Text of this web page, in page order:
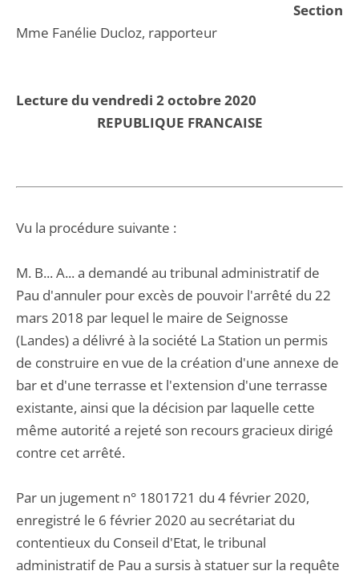
Section
Mme Fanélie Ducloz, rapporteur
Lecture du vendredi 2 octobre 2020
REPUBLIQUE FRANCAISE
Vu la procédure suivante :
M. B... A... a demandé au tribunal administratif de
Pau d'annuler pour excès de pouvoir l'arrêté du 22
mars 2018 par lequel le maire de Seignosse
(Landes) a délivré à la société La Station un permis
de construire en vue de la création d'une annexe de
bar et d'une terrasse et l'extension d'une terrasse
existante, ainsi que la décision par laquelle cette
même autorité a rejeté son recours gracieux dirigé
contre cet arrêté.
Par un jugement n° 1801721 du 4 février 2020,
enregistré le 6 février 2020 au secrétariat du
contentieux du Conseil d'Etat, le tribunal
administratif de Pau a sursis à statuer sur la requête